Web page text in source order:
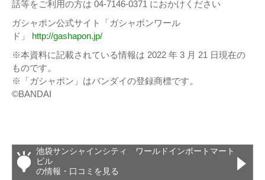
話等をご利用の方は 04-7146-0371 におかけください
ガシャポン公式サイト「ガシャポンワール
ド」 http://gashapon.jp/
※本資料に記載されている情報は 2022 年 3 月 21 日現在の
ものです。
※「ガシャポン」はバンダイの登録商標です。
©BANDAI
池袋サンシャインシティ ワールドインポートマート
ビル
の情報・口コミを見る